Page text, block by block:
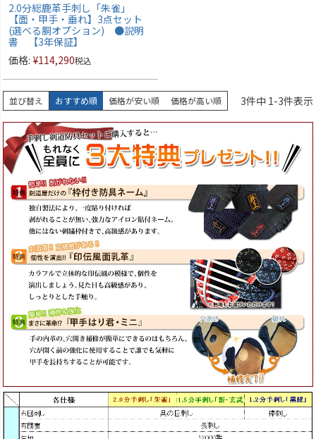
2.0分総鹿革手刺し「朱雀」
【面・甲手・垂れ】3点セット
(選べる胴オプション) ●説明
書 【3年保証】
価格: ¥114,290税込
並び替え おすすめ順 価格が安い順 価格が高い順 3件中 1-3件表示